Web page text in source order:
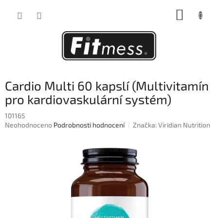
Cardio Multi 60 kapslí (Multivitamín
pro kardiovaskulární systém)
101165
Průměrné
Neohodnoceno Podrobnosti hodnocení Značka:Viridian Nutrition